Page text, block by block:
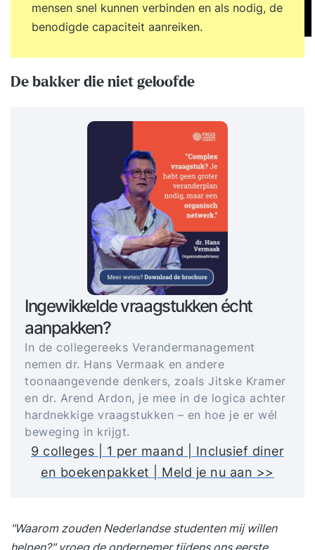
mensen snel kunnen verbinden en als nodig, de
benodigde capaciteit aanreiken.
De bakker die niet geloofde
Ingewikkelde vraagstukken écht
aanpakken?
In de collegereeks Verandermanagement
nemen dr. Hans Vermaak en andere
toonaangevende denkers, zoals Jitske Kramer
en dr. Arend Ardon, je mee in de logica achter
hardnekkige vraagstukken – en hoe je er wél
beweging in krijgt.
9 colleges | 1 per maand | Inclusief diner
en boekenpakket | Meld je nu aan >>
"Waarom zouden Nederlandse studenten mij willen